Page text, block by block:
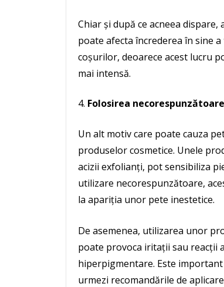
Chiar și după ce acneea
poate afecta încrederea în sine
coșurilor, deoarece acest lucru
mai intensă.
Folosirea
Un alt motiv care poate cauza
produselor cosmetice. Unele
acizii exfolianți, pot sensibiliza
utilizare necorespunzătoare,
la apariția unor pete inestetice.
De asemenea, utilizarea unor
poate provoca iritații sau reacții
hiperpigmentare. Este
urmezi recomandările de